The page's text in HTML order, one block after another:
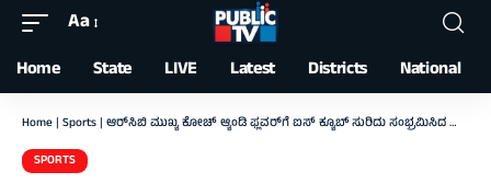
Font
Resizer
Aa
Home State LIVE Latest Districts National
Home | Sports | ಆರ್‌ಸಿಬಿ ಮುಖ್ಯ ಕೋಚ್ ಆ್ಯಂಡಿ ಫ್ಲವರ್‌ಗೆ ಐಸ್ ಕ್ಯೂಬ್‌ ಸುರಿದು ಸಂಭ್ರಮಿಸಿದ ಸಾಲ್ಟ್‌, ಡೇವಿಡ್‌
SPORTS